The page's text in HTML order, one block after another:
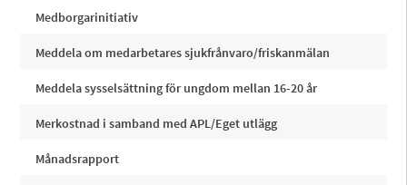
Medborgarinitiativ
Meddela om medarbetares sjukfrånvaro/friskanmälan
Meddela sysselsättning för ungdom mellan 16-20 år
Merkostnad i samband med APL/Eget utlägg
Månadsrapport